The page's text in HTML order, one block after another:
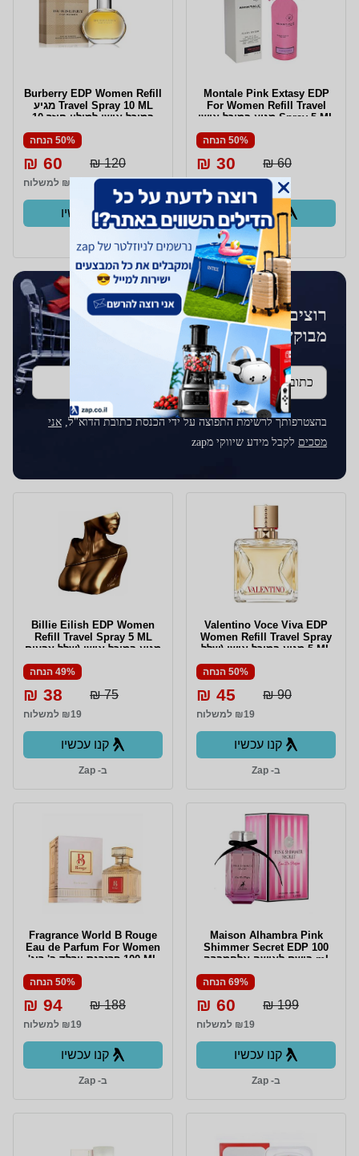
Montale Pink Extasy EDP
For Women Refill Travel
Spray 5 ML מגיע במיכל אישי
(שלל צבעים ) למילוי חוזר 5
50% הנחה
60 ₪
30 ₪
קנו עכשיו
ב- Zap
Burberry EDP Women Refill
Travel Spray 10 ML מגיע
במיכל אישי למילוי חוזר 10
50% הנחה
120 ₪
60 ₪
₪19 למשלוח
קנו עכשיו
ב- Zap
רוצים לקבל עדכונים על מוצרים
מבוקשים?
כתובת דוא''ל
בהצטרפותך לרשימת התפוצה על ידי הכנסת כתובת הדוא"ל, אני
מסכים לקבל מידע שיווקי מzap
Valentino Voce Viva EDP
Women Refill Travel Spray
5 ML מגיע במיכל אישי (שלל
צבעים ) למילוי חוזר 5 מ"ל
50% הנחה
90 ₪
45 ₪
₪19 למשלוח
קנו עכשיו
ב- Zap
Billie Eilish EDP Women
Refill Travel Spray 5 ML
מגיע במיכל אישי (שלל צבעים
) למילוי חוזר 5 מ"ל
49% הנחה
75 ₪
38 ₪
₪19 למשלוח
קנו עכשיו
ב- Zap
Maison Alhambra Pink
Shimmer Secret EDP 100
ml בושם לאישה אלחמברה
פינק שימאר סיקרט אדפ 100
69% הנחה
199 ₪
60 ₪
₪19 למשלוח
קנו עכשיו
ב- Zap
Fragrance World B Rouge
Eau de Parfum For Women
100 ML פרגרנס וורלד ב' רוג'
או דה פרפיום לאישה 100 מ"ל
50% הנחה
188 ₪
94 ₪
₪19 למשלוח
קנו עכשיו
ב- Zap